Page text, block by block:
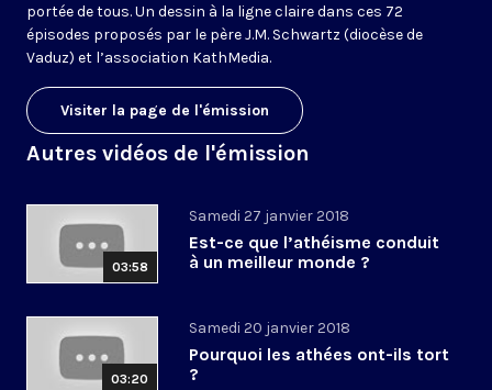
portée de tous. Un dessin à la ligne claire dans ces 72
épisodes proposés par le père J.M. Schwartz (diocèse de
Vaduz) et l’association KathMedia.
Visiter la page de l'émission
Autres vidéos de l'émission
03:58
Samedi 27 janvier 2018
Est-ce que l’athéisme conduit
à un meilleur monde ?
03:20
Samedi 20 janvier 2018
Pourquoi les athées ont-ils tort
?